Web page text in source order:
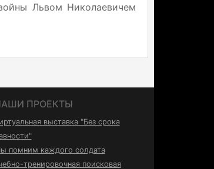
Львом Николаевичем
ПРОЕКТЫ
выставка "Без срока
помним каждого солдата
тренировочная поисковая